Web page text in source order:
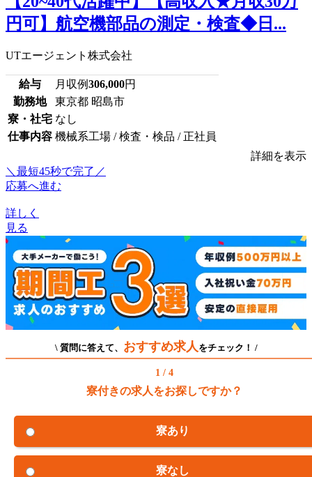
円可】航空機部品の測定・検査◆日...
UTエージェント株式会社
給与 月収例306,000円
勤務地
東京都 昭島市
寮・社宅 なし
仕事内容 機械系工場 / 検査・検品 / 正社員
詳細を表示
＼最短45秒で完了／
応募へ進む
詳しく
見る
\ 質問に答えて、 おすすめ求人 をチェック！ /
1 / 4
寮付きの求人をお探しですか？
寮あり
寮なし